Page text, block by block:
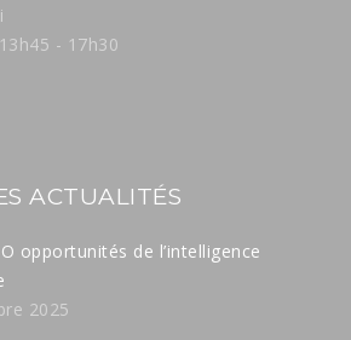
- 17h30
ACTUALITÉS
opportunités de l’intelligence
2025